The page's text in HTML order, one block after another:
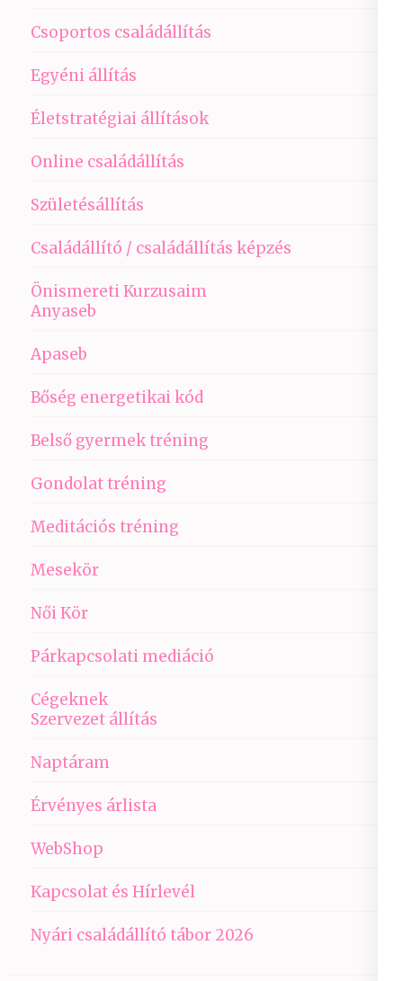
Csoportos családállítás
Egyéni állítás
Életstratégiai állítások
Online családállítás
Születésállítás
Családállító / családállítás képzés
Önismereti Kurzusaim
Anyaseb
Apaseb
Bőség energetikai kód
Belső gyermek tréning
Gondolat tréning
Meditációs tréning
Mesekör
Női Kör
Párkapcsolati mediáció
Cégeknek
Szervezet állítás
Naptáram
Érvényes árlista
WebShop
Kapcsolat és Hírlevél
Nyári családállító tábor 2026